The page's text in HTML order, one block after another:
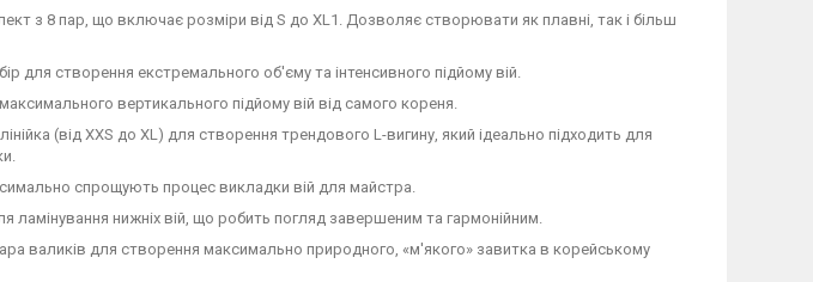
з 8 пар, що включає розміри від S до XL1. Дозволяє створювати як плавні, так і більш
для створення екстремального об'єму та інтенсивного підйому вій.
вертикального підйому вій від самого кореня.
(від XXS до XL) для створення трендового L-вигину, який ідеально підходить для
спрощують процес викладки вій для майстра.
ламінування нижніх вій, що робить погляд завершеним та гармонійним.
валиків для створення максимально природного, «м'якого» завитка в корейському